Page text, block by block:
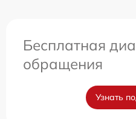
Бесплатная
обращения
Узнать